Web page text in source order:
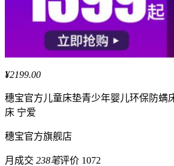
¥2199.00
穗宝官方儿童床垫青少年婴儿环保防螨
床 宁爱
穗宝官方旗舰店
月成交 238笔评价 1072